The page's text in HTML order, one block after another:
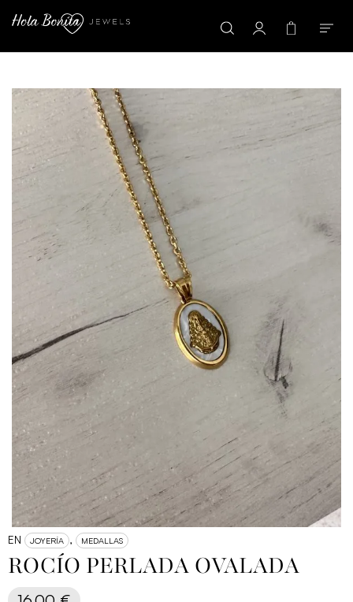
EN JOYERÍA , MEDALLAS
ROCÍO PERLADA OVALADA